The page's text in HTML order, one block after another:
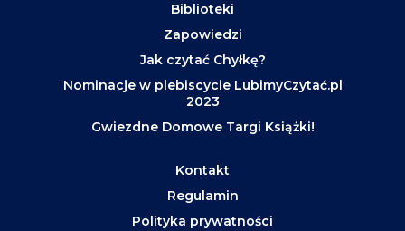
Biblioteki
Zapowiedzi
Jak czytać Chyłkę?
Nominacje w plebiscycie LubimyCzytać.pl
2023
Gwiezdne Domowe Targi Książki!
Kontakt
Regulamin
Polityka prywatności